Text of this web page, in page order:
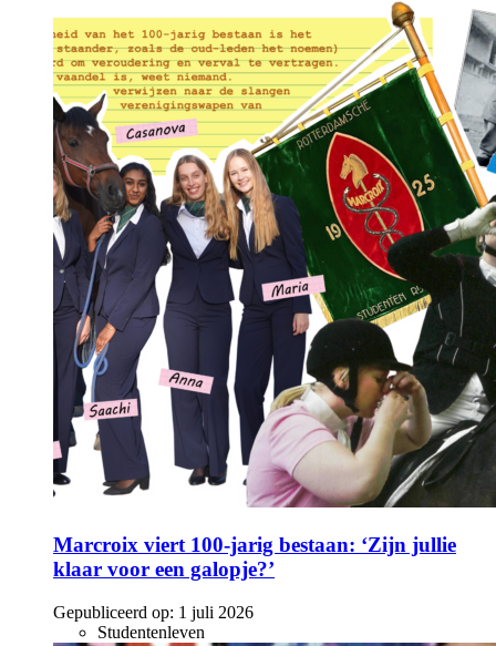
Marcroix viert 100-jarig bestaan: ‘Zijn jullie
klaar voor een galopje?’
Gepubliceerd op: 1 juli 2026
Studentenleven